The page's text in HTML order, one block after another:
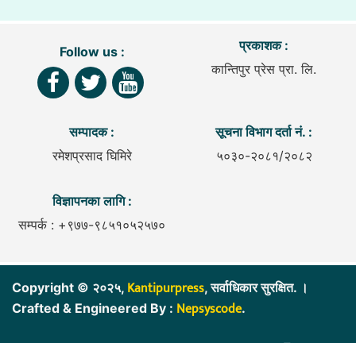
Follow us :
प्रकाशक :
कान्तिपुर प्रेस प्रा. लि.
सम्पादक :
रमेशप्रसाद घिमिरे
सूचना विभाग दर्ता नं. :
५०३०-२०८१/२०८२
विज्ञापनका लागि :
सम्पर्क : +९७७-९८५१०५२५७०
Copyright © २०२५, Kantipurpress, सर्वाधिकार सुरक्षित. ।
Crafted & Engineered By : Nepsyscode.